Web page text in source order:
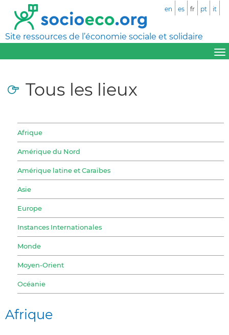
Site ressources de l’économie sociale et solidaire
en es fr pt it
Tous les lieux
Afrique
Amérique du Nord
Amérique latine et Caraïbes
Asie
Europe
Instances Internationales
Monde
Moyen-Orient
Océanie
Afrique